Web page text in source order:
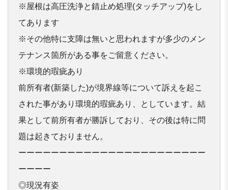
※屋根は高圧洗浄と錆止め処理(タッチアップ)をし
てあります
※その他特に支障は無いと思われますが多少のメン
テナンス箇所がある事をご留意ください。
※環境的瑕疵あり
前所有者(新築した)が境界線等について訴えを起こ
された事があ り環境的瑕疵あり、としています。 結
果として前所有者が勝訴しており、その後は特に問
題は起きてお りません。
ーーーーーーーーーーーーーーーーーーーーーーー
ーーーー
◎現況有姿